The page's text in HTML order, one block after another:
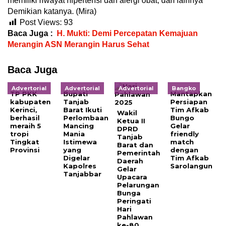
Demikian katanya. (Mira)
Post Views: 93
Baca Juga :
H. Mukti: Demi Percepatan Kemajuan
Merangin ASN Merangin Harus Sehat
Baca Juga
Advertorial
TP PKK
kabupaten
Kerinci,
berhasil
meraih 5
tropi
Tingkat
Provinsi
Advertorial
Bupati
Tanjab
Barat Ikuti
Perlombaan
Mancing
Mania
Istimewa
yang
Digelar
Kapolres
Tanjabbar
Advertorial
Wakil
Ketua II
DPRD
Tanjab
Barat dan
Pemerintah
Daerah
Gelar
Upacara
Pelarungan
Bunga
Peringati
Hari
Pahlawan
Bangko
Mantapkan
Persiapan
Tim Afkab
Bungo
Gelar
friendly
match
dengan
Tim Afkab
Sarolangun